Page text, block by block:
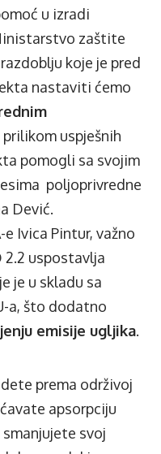
u izradi
zaštite
koje je pred
nastaviti ćemo
uspješnih
pomogli sa svojim
poljoprivredne
Dević.
Ivica Pintur, važno
2.2 uspostavlja
je u skladu sa
a, što dodatno
emisije ugljika.
prema održivoj
apsorpciju
svoj